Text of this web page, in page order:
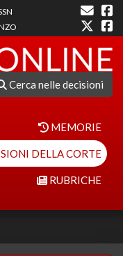
Cerca nelle decisioni
MEMORIE
DELLA CORTE
RUBRICHE